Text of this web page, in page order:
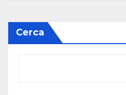
Cerca